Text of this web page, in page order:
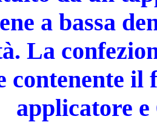
a bassa
La
contenente il
applicatore